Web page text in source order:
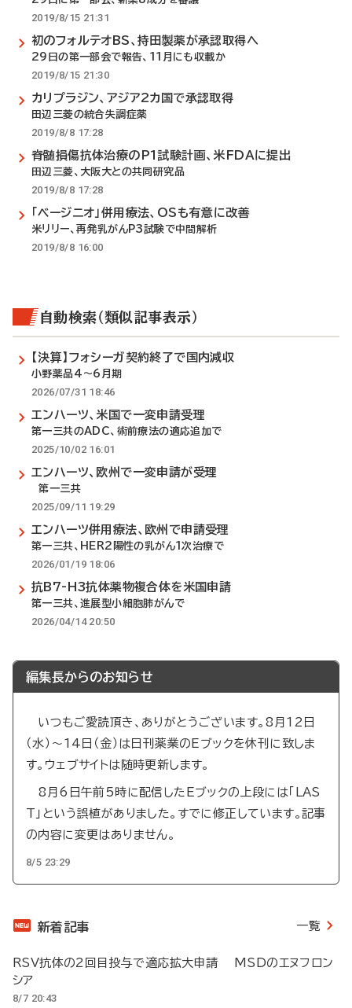
2019/8/15 21:31
初のフォルテオBS、持田製薬が承認取得へ
29日の第一部会で報告、11月にも収載か
2019/8/15 21:30
カリプラジン、アジア2カ国で承認取得
田辺三菱の統合失調症薬
2019/8/8 17:28
脊髄損傷抗体治療のP1試験計画、米FDAに提出
田辺三菱、大阪大との共同研究品
2019/8/8 17:28
「ベージニオ」併用療法、OSも有意に改善
米リリー、再発乳がんP3試験で中間解析
2019/8/8 16:00
自動検索（類似記事表示）
【決算】フォシーガ契約終了で国内減収
小野薬品4～6月期
2026/07/31 18:46
エンハーツ、米国で一変申請受理
第一三共のADC、術前療法の適応追加で
2025/10/02 16:01
エンハーツ、欧州で一変申請が受理
第一三共
2025/09/11 19:29
エンハーツ併用療法、欧州で申請受理
第一三共、HER2陽性の乳がん1次治療で
2026/01/19 18:06
抗B7-H3抗体薬物複合体を米国申請
第一三共、進展型小細胞肺がんで
2026/04/14 20:50
編集長からのお知らせ
いつもご愛読頂き、ありがとうございます。8月12日
（水）～14日（金）は日刊薬業のEブックを休刊に致しま
す。ウェブサイトは随時更新します。
8月6日午前5時に配信したEブックの上段には「LAS
T」という誤植がありました。すでに修正しています。記事
の内容に変更はありません。
8/5 23:29
新着記事 一覧
RSV抗体の2回目投与で適応拡大申請 MSDのエヌフロン
シア
8/7 20:43